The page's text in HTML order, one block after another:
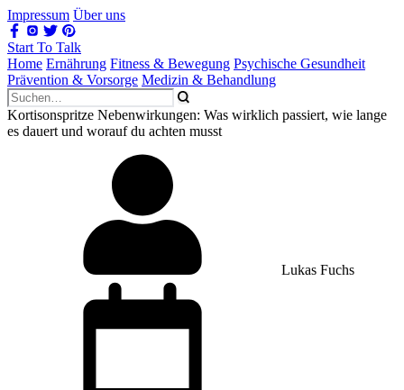
Impressum Über uns
Start To Talk
Home Ernährung Fitness & Bewegung Psychische Gesundheit
Prävention & Vorsorge Medizin & Behandlung
Kortisonspritze Nebenwirkungen: Was wirklich passiert, wie lange
es dauert und worauf du achten musst
Lukas Fuchs